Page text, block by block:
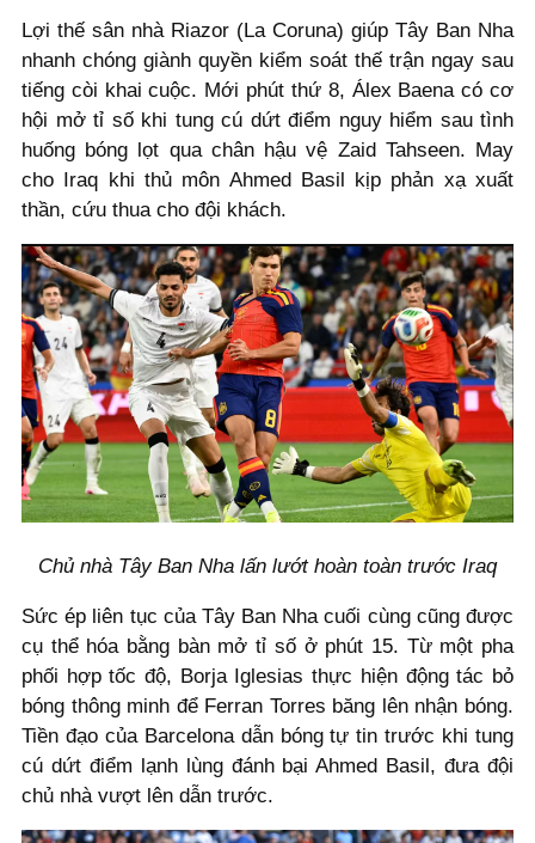
Lợi thế sân nhà Riazor (La Coruna) giúp Tây Ban Nha
nhanh chóng giành quyền kiểm soát thế trận ngay sau
tiếng còi khai cuộc. Mới phút thứ 8, Álex Baena có cơ
hội mở tỉ số khi tung cú dứt điểm nguy hiểm sau tình
huống bóng lọt qua chân hậu vệ Zaid Tahseen. May
cho Iraq khi thủ môn Ahmed Basil kịp phản xạ xuất
thần, cứu thua cho đội khách.
Chủ nhà Tây Ban Nha lấn lướt hoàn toàn trước Iraq
Sức ép liên tục của Tây Ban Nha cuối cùng cũng được
cụ thể hóa bằng bàn mở tỉ số ở phút 15. Từ một pha
phối hợp tốc độ, Borja Iglesias thực hiện động tác bỏ
bóng thông minh để Ferran Torres băng lên nhận bóng.
Tiền đạo của Barcelona dẫn bóng tự tin trước khi tung
cú dứt điểm lạnh lùng đánh bại Ahmed Basil, đưa đội
chủ nhà vượt lên dẫn trước.